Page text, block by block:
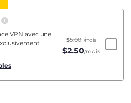
VPN avec une
$5.00 /mois
$2.50/mois